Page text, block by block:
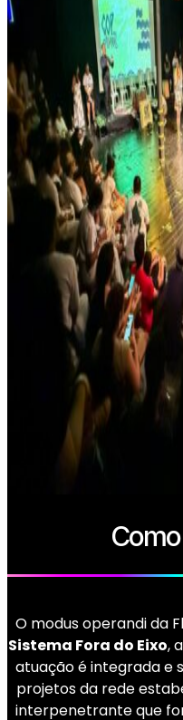
O modus operandi da
Sistema Fora do Eixo,
atuação é integrada e
projetos da rede
interpenetrante que